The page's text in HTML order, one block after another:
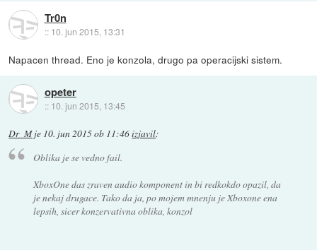
Tr0n
:: 10. jun 2015, 13:31
Napacen thread. Eno je konzola, drugo pa operacijski sistem.
opeter
:: 10. jun 2015, 13:45
Dr_Mje 10. jun 2015 ob 11:46izjavil:
Oblika je se vedno fail.
XboxOne das zraven audio komponent in bi redkokdo opazil, da
je nekaj drugace. Tako da ja, po mojem mnenju je Xboxone ena
lepsih, sicer konzervativna oblika, konzol